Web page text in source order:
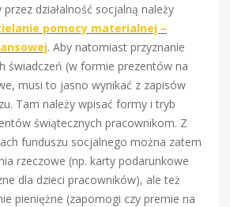
działalność socjalną należy
pomocy materialnej –
. Aby natomiast przyznanie
świadczeń (w formie prezentów na
musi to jasno wynikać z zapisów
Tam należy wpisać formy i tryb
świątecznych pracownikom. Z
funduszu socjalnego można zatem
rzeczowe (np. karty podarunkowe
dla dzieci pracowników), ale też
pieniężne (zapomogi czy premie na